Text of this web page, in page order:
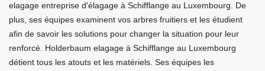
elagage entreprise d'élagage à Schifflange au Luxembourg. De
plus, ses équipes examinent vos arbres fruitiers et les étudient
afin de savoir les solutions pour changer la situation pour leur
renforcé. Holderbaum elagage à Schifflange au Luxembourg
détient tous les atouts et les matériels. Ses équipes les